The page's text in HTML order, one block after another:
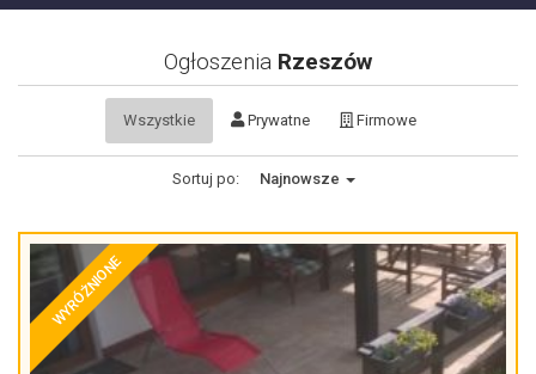
Ogłoszenia Rzeszów
Wszystkie Prywatne Firmowe
Sortuj po: Najnowsze
WYRÓŻNIONE